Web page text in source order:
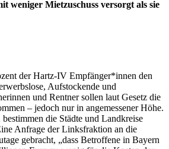
weniger Mietzuschuss versorgt als sie
der Hartz-IV Empfänger*innen den
Aufstockende und
und Rentner sollen laut Gesetz die
– jedoch nur in angemessener Höhe.
bestimmen die Städte und Landkreise
Anfrage der Linksfraktion an die
gebracht, „dass Betroffene in Bayern